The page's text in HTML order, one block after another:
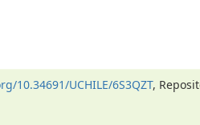
10.34691/UCHILE/6S3QZT,